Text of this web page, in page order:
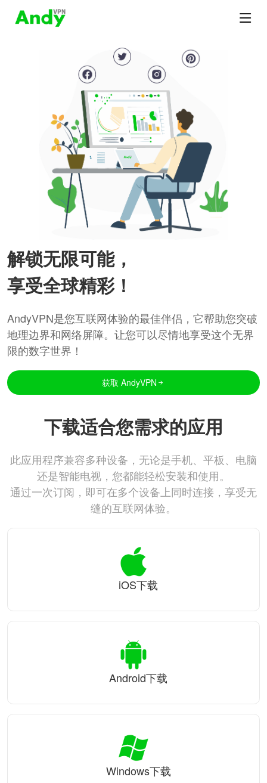
解锁无限可能，
享受全球精彩！
AndyVPN是您互联网体验的最佳伴侣，它帮助您突破
地理边界和网络屏障。让您可以尽情地享受这个无界
限的数字世界！
获取 AndyVPN
下载适合您需求的应用
此应用程序兼容多种设备，无论是手机、平板、电脑
还是智能电视，您都能轻松安装和使用。
通过一次订阅，即可在多个设备上同时连接，享受无
缝的互联网体验。
iOS下载
Android下载
Windows下载